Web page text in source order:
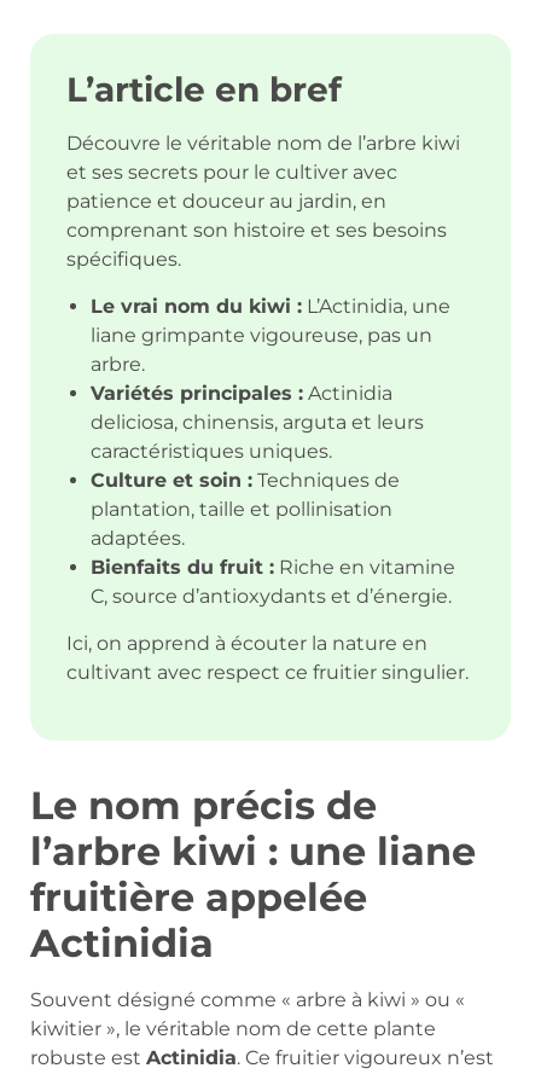
L’article en bref
Découvre le véritable nom de l’arbre kiwi
et ses secrets pour le cultiver avec
patience et douceur au jardin, en
comprenant son histoire et ses besoins
spécifiques.
Le vrai nom du kiwi : L’Actinidia, une
liane grimpante vigoureuse, pas un
arbre.
Variétés principales : Actinidia
deliciosa, chinensis, arguta et leurs
caractéristiques uniques.
Culture et soin : Techniques de
plantation, taille et pollinisation
adaptées.
Bienfaits du fruit : Riche en vitamine
C, source d’antioxydants et d’énergie.
Ici, on apprend à écouter la nature en
cultivant avec respect ce fruitier singulier.
Le nom précis de
l’arbre kiwi : une liane
fruitière appelée
Actinidia
Souvent désigné comme « arbre à kiwi » ou «
kiwitier », le véritable nom de cette plante
robuste est Actinidia. Ce fruitier vigoureux n’est